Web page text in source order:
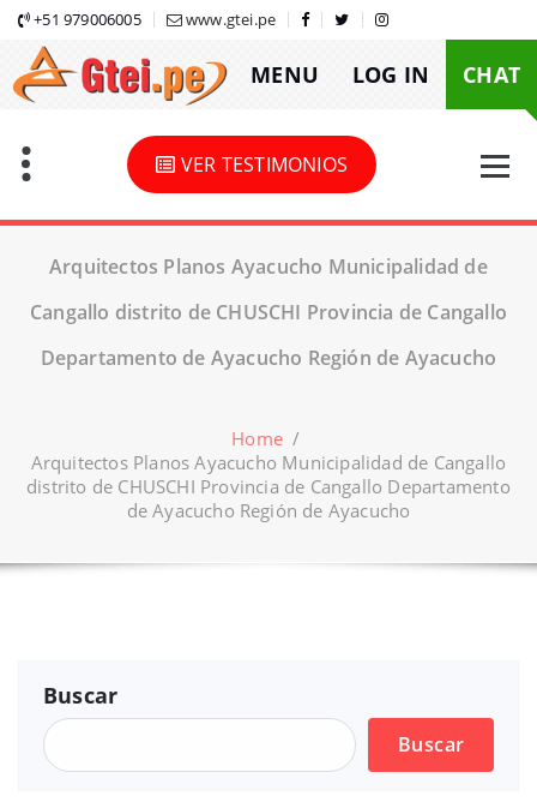
Skip
content
+51 979006005 www.gtei.pe
MENU LOG IN CHAT
VER TESTIMONIOS
Arquitectos Planos Ayacucho Municipalidad de
Cangallo distrito de CHUSCHI Provincia de Cangallo
Departamento de Ayacucho Región de Ayacucho
Home /
Arquitectos Planos Ayacucho Municipalidad de Cangallo
distrito de CHUSCHI Provincia de Cangallo Departamento
de Ayacucho Región de Ayacucho
Buscar
Buscar